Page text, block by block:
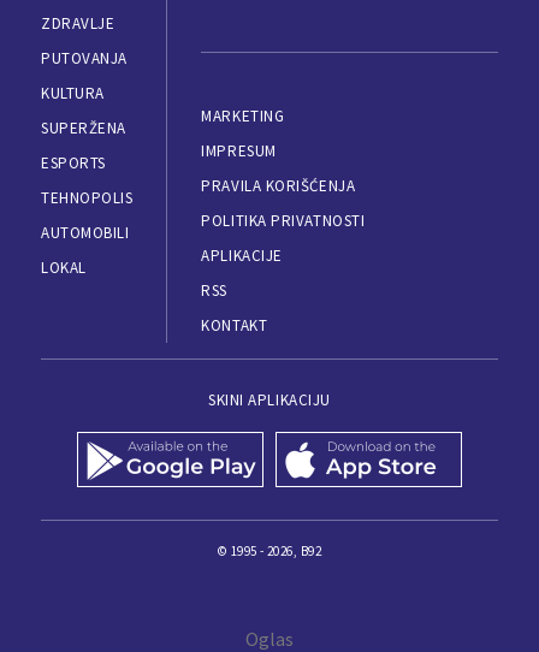
ZDRAVLJE
PUTOVANJA
KULTURA
SUPERŽENA
ESPORTS
TEHNOPOLIS
AUTOMOBILI
LOKAL
MARKETING
IMPRESUM
PRAVILA KORIŠĆENJA
POLITIKA PRIVATNOSTI
APLIKACIJE
RSS
KONTAKT
SKINI APLIKACIJU
© 1995 - 2026, B92